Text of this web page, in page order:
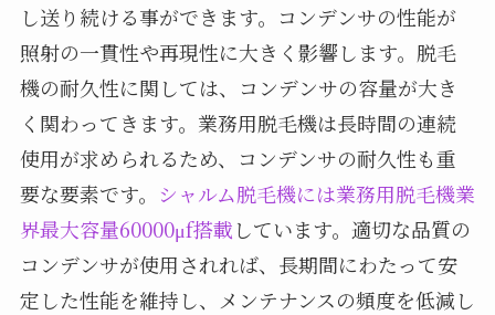
し送り続ける事ができます。コンデンサの性能が
照射の一貫性や再現性に大きく影響します。脱毛
機の耐久性に関しては、コンデンサの容量が大き
く関わってきます。業務用脱毛機は長時間の連続
使用が求められるため、コンデンサの耐久性も重
要な要素です。 シャルム脱毛機には業務用脱毛機業
界最大容量60000μf搭載しています。適切な品質の
コンデンサが使用されれば、長期間にわたって安
定した性能を維持し、メンテナンスの頻度を低減し